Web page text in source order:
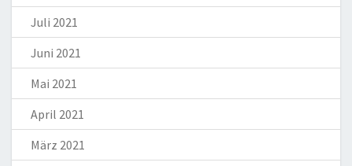
Juli 2021
Juni 2021
Mai 2021
April 2021
März 2021